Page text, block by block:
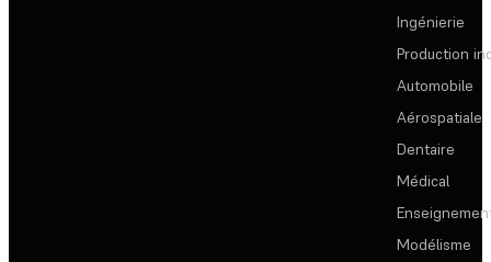
Ingénierie
Production
Automobile
Aérospatiale
Dentaire
Médical
Modélisme